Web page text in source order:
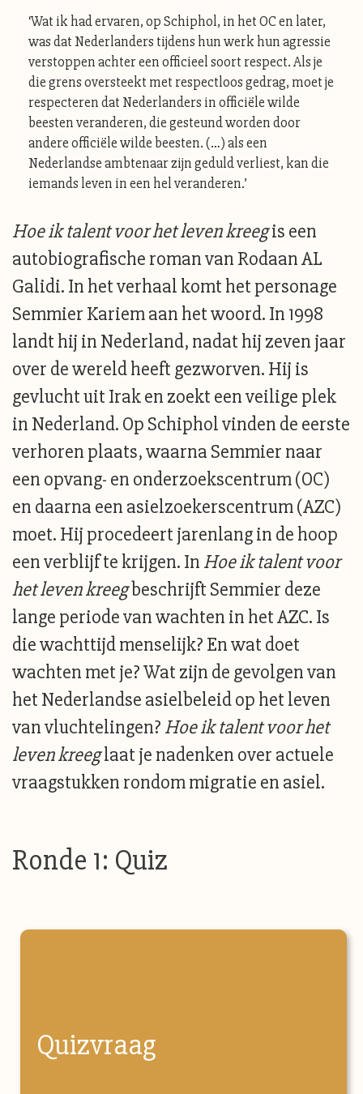
‘Wat ik had ervaren, op Schiphol, in het OC en later,
was dat Nederlanders tijdens hun werk hun agressie
verstoppen achter een officieel soort respect. Als je
die grens oversteekt met respectloos gedrag, moet je
respecteren dat Nederlanders in officiële wilde
beesten veranderen, die gesteund worden door
andere officiële wilde beesten. (…) als een
Nederlandse ambtenaar zijn geduld verliest, kan die
iemands leven in een hel veranderen.’
Hoe ik talent voor het leven kreegis een
autobiografische roman van Rodaan AL
Galidi. In het verhaal komt het personage
Semmier Kariem aan het woord. In 1998
landt hij in Nederland, nadat hij zeven jaar
over de wereld heeft gezworven. Hij is
gevlucht uit Irak en zoekt een veilige plek
in Nederland. Op Schiphol vinden de eerste
verhoren plaats, waarna Semmier naar
een opvang- en onderzoekscentrum (OC)
en daarna een asielzoekerscentrum (AZC)
moet. Hij procedeert jarenlang in de hoop
een verblijf te krijgen. In Hoe ik talent voor
het leven kreegbeschrijft Semmier deze
lange periode van wachten in het AZC. Is
die wachttijd menselijk? En wat doet
wachten met je? Wat zijn de gevolgen van
het Nederlandse asielbeleid op het leven
van vluchtelingen? Hoe ik talent voor het
leven kreeglaat je nadenken over actuele
vraagstukken rondom migratie en asiel.
Ronde 1: Quiz
Quizvraag